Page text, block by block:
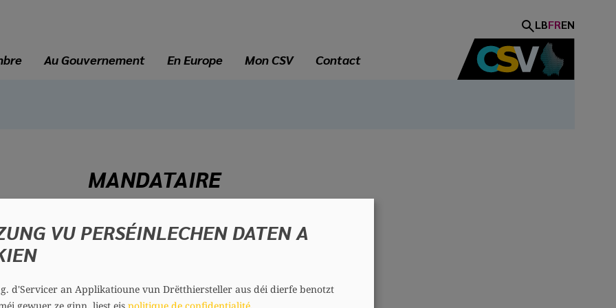
LBFREN
Au Gouvernement En Europe Mon CSV Contact
MANDATAIRE
Marie Laure GOERES
Section : Stad Lëtzebuerg
VU PERSÉINLECHEN DATEN A
d'Servicer an Applikatioune vun Drëtthiersteller aus déi dierfe benotzt
gewuer ze ginn, liest eis politique de confidentialité.